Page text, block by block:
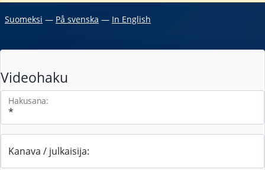
Suomeksi ― På svenska ― In English
Videohaku
Hakusana:
Kanava / julkaisija: